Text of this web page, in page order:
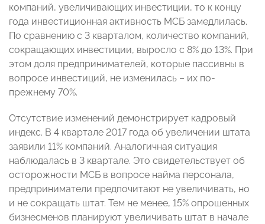
компаний, увеличивающих инвестиции, то к концу
года инвестиционная активность МСБ замедлилась.
По сравнению с 3 кварталом, количество компаний,
сокращающих инвестиции, выросло с 8% до 13%. При
этом доля предпринимателей, которые пассивны в
вопросе инвестиций, не изменилась – их по-
прежнему 70%.
Отсутствие изменений демонстрирует кадровый
индекс. В 4 квартале 2017 года об увеличении штата
заявили 11% компаний. Аналогичная ситуация
наблюдалась в 3 квартале. Это свидетельствует об
осторожности МСБ в вопросе найма персонала,
предприниматели предпочитают не увеличивать, но
и не сокращать штат. Тем не менее, 15% опрошенных
бизнесменов планируют увеличивать штат в начале